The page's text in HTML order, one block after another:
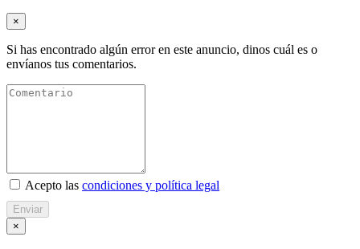
×
Si has encontrado algún error en este anuncio, dinos cuál es o
envíanos tus comentarios.
Acepto las condiciones y política legal
Enviar
×